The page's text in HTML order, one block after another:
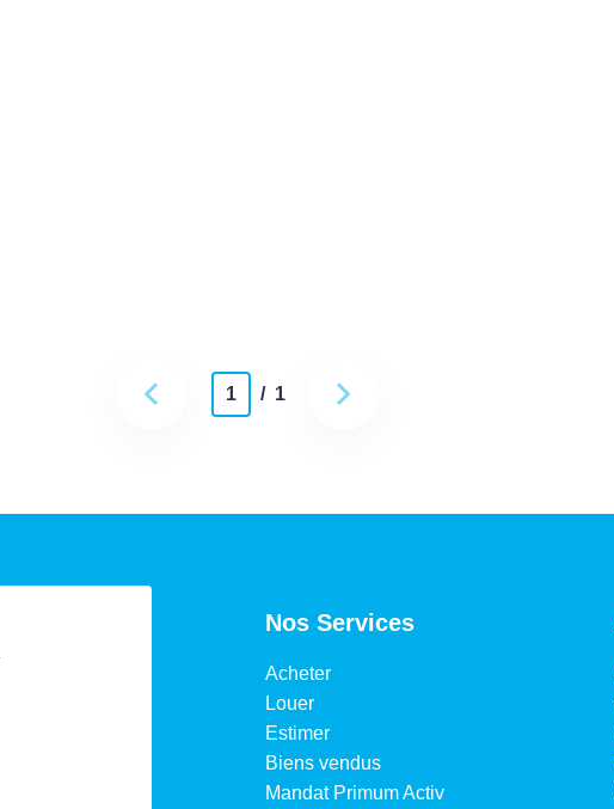
1 / 1
Nos Services
Acheter
Louer
Estimer
Biens vendus
Mandat Primum Activ